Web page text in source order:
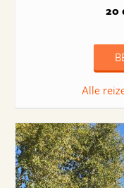
20
Alle